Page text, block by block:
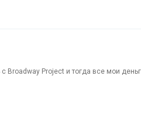
Broadway Project и тогда все мои